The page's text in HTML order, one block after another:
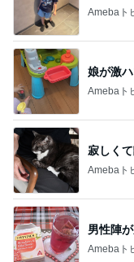
Amebaト
娘が激
Amebaト
寂しく
Amebaト
男性陣
Amebaト